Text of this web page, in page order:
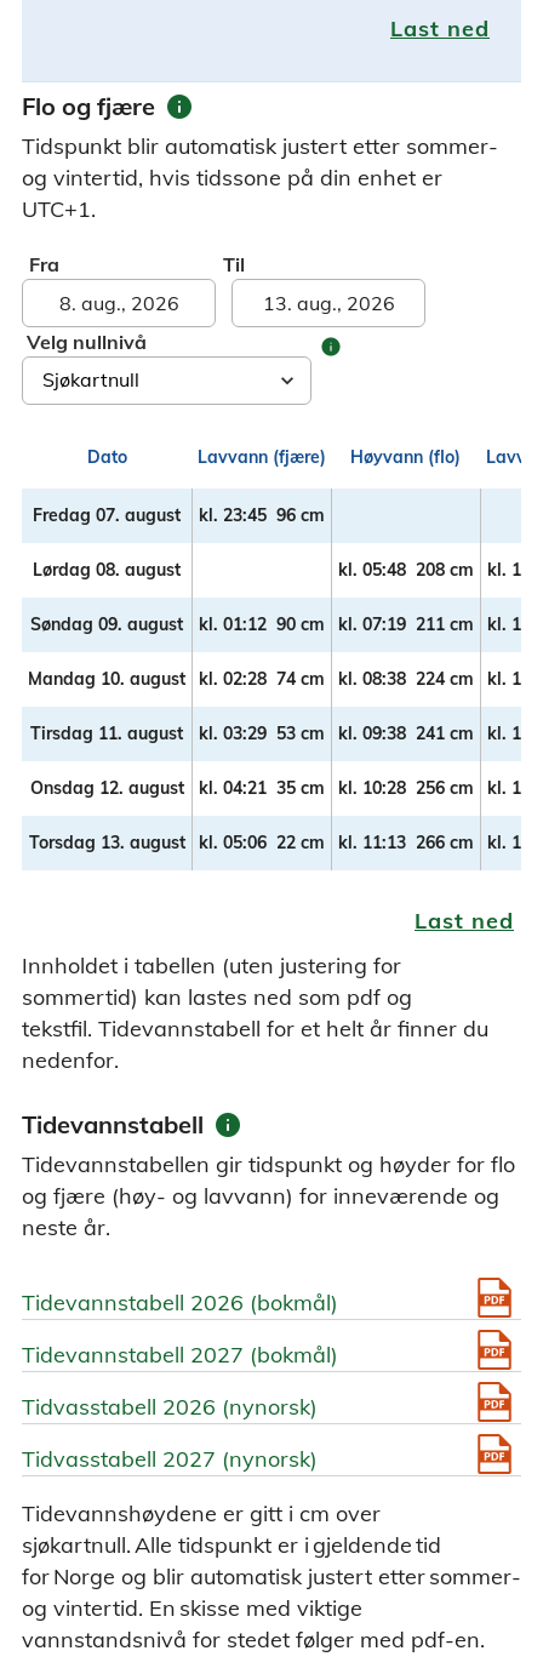
Last ned
Flo og fjære info
Tidspunkt blir automatisk justert etter sommer-
og vintertid, hvis tidssone på din enhet er
UTC+1.
Fra Til
Velg nullnivå info
Dato Lavvann (fjære) Høyvann (flo)
Fredag 07. august kl. 23:45 96 cm
Lørdag 08. august kl. 05:48 208 cm kl.
Søndag 09. august kl. 01:12 90 cm kl. 07:19 211 cm kl.
Mandag 10. august kl. 02:28 74 cm kl. 08:38 224 cm kl.
Tirsdag 11. august kl. 03:29 53 cm kl. 09:38 241 cm kl.
Onsdag 12. august kl. 04:21 35 cm kl. 10:28 256 cm kl.
Torsdag 13. august kl. 05:06 22 cm kl. 11:13 266 cm kl.
Last ned
Innholdet i tabellen (uten justering for
sommertid) kan lastes ned som pdf og
tekstfil. Tidevannstabell for et helt år finner du
nedenfor.
Tidevannstabell info
Tidevannstabellen gir tidspunkt og høyder for flo
og fjære (høy- og lavvann) for inneværende og
neste år.
Tidevannstabell 2026 (bokmål)
Tidevannstabell 2027 (bokmål)
Tidvasstabell 2026 (nynorsk)
Tidvasstabell 2027 (nynorsk)
Tidevannshøydene er gitt i cm over
sjøkartnull. Alle tidspunkt er i gjeldende tid
for Norge og blir automatisk justert etter sommer-
og vintertid. En skisse med viktige
vannstandsnivå for stedet følger med pdf-en.